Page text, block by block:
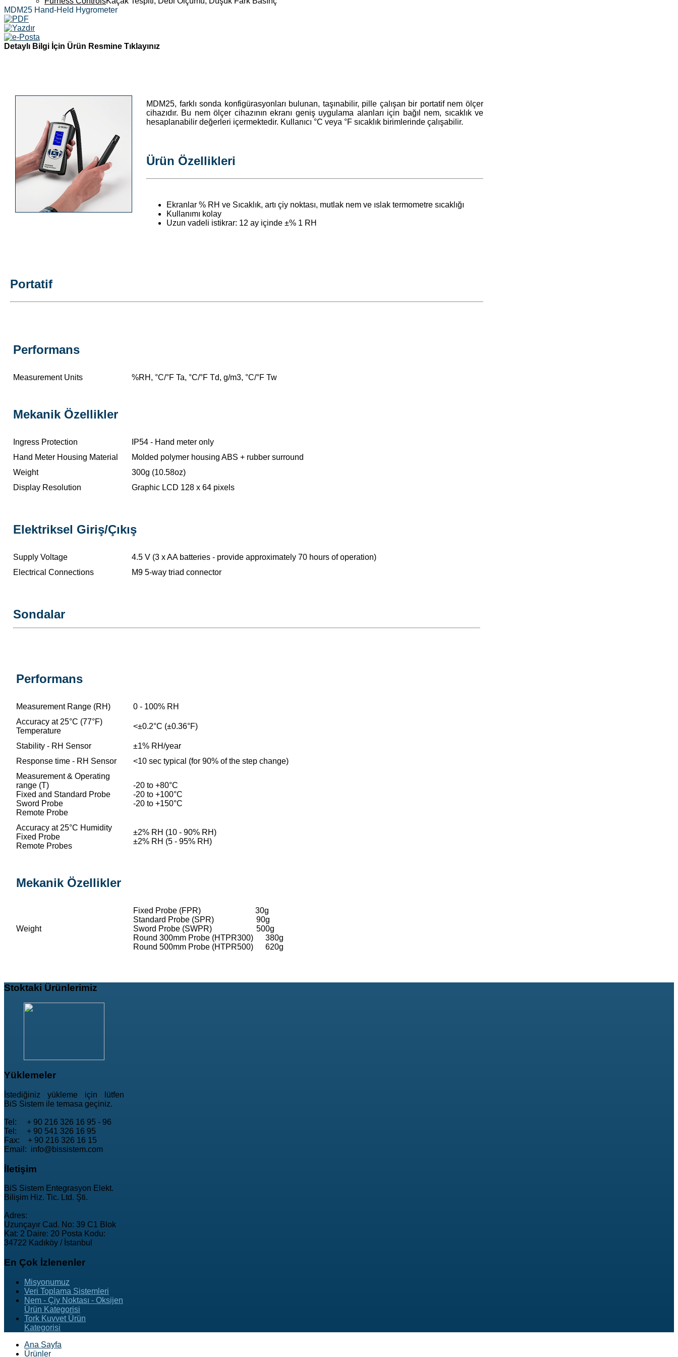
MDM25 Hand-Held Hygrometer
Detaylı Bilgi İçin Ürün Resmine Tıklayınız
MDM25, farklı sonda konfigürasyonları bulunan, taşınabilir, pille çalışan bir portatif nem ölçer
cihazıdır. Bu nem ölçer cihazının ekranı geniş uygulama alanları için bağıl nem, sıcaklık ve
hesaplanabilir değerleri içermektedir. Kullanıcı °C veya °F sıcaklık birimlerinde çalışabilir.
Ürün Özellikleri
Ekranlar % RH ve Sıcaklık, artı çiy noktası, mutlak nem ve ıslak termometre sıcaklığı
Kullanımı kolay
Uzun vadeli istikrar: 12 ay içinde ±% 1 RH
Portatif
Performans
Measurement Units %RH, °C/°F Ta, °C/°F Td, g/m3, °C/°F Tw
Mekanik Özellikler
Ingress Protection
IP54 - Hand meter only
Hand Meter Housing Material
Molded polymer housing ABS + rubber surround
Weight
300g (10.58oz)
Display Resolution
Graphic LCD 128 x 64 pixels
Elektriksel Giriş/Çıkış
Supply Voltage
4.5 V (3 x AA batteries - provide approximately 70 hours of operation)
Electrical Connections
M9 5-way triad connector
Sondalar
Performans
Measurement Range (RH)
0 - 100% RH
Accuracy at 25°C (77°F)
Temperature
<±0.2°C (±0.36°F)
Stability - RH Sensor
±1% RH/year
Response time - RH Sensor
<10 sec typical (for 90% of the step change)
Measurement & Operating
range (T)
Fixed and Standard Probe
Sword Probe
Remote Probe
-20 to +80°C
-20 to +100°C
-20 to +150°C
Accuracy at 25°C Humidity
Fixed Probe
Remote Probes
±2% RH (10 - 90% RH)
±2% RH (5 - 95% RH)
Mekanik Özellikler
Weight
Fixed Probe (FPR) 30g
Standard Probe (SPR) 90g
Sword Probe (SWPR) 500g
Round 300mm Probe (HTPR300) 380g
Round 500mm Probe (HTPR500) 620g
Stoktaki Ürünlerimiz
Yüklemeler
İstediğiniz yükleme için lütfen
BiS Sistem ile temasa geçiniz.
Tel: + 90 216 326 16 95 - 96
Tel: + 90 541 326 16 95
Fax: + 90 216 326 16 15
Email: info@bissistem.com
İletişim
BiS Sistem Entegrasyon Elekt.
Bilişim Hiz. Tic. Ltd. Şti.
Adres:
Uzunçayır Cad. No: 39 C1 Blok
Kat: 2 Daire: 20 Posta Kodu:
34722 Kadıköy / İstanbul
En Çok İzlenenler
Misyonumuz
Veri Toplama Sistemleri
Nem - Çiy Noktası - Oksijen
Ürün Kategorisi
Tork Kuvvet Ürün
Kategorisi
Ana Sayfa
Ürünler